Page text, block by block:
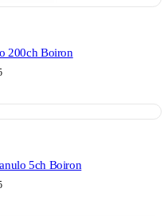
200ch Boiron
5ch Boiron